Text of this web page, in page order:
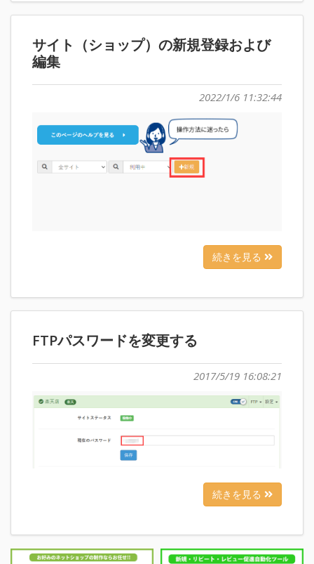
サイト（ショップ）の新規登録および
編集
2022/1/6 11:32:44
続きを見る
FTPパスワードを変更する
2017/5/19 16:08:21
続きを見る